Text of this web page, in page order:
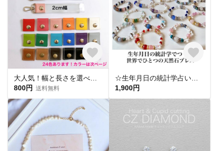
800円 送料無料
1,900円